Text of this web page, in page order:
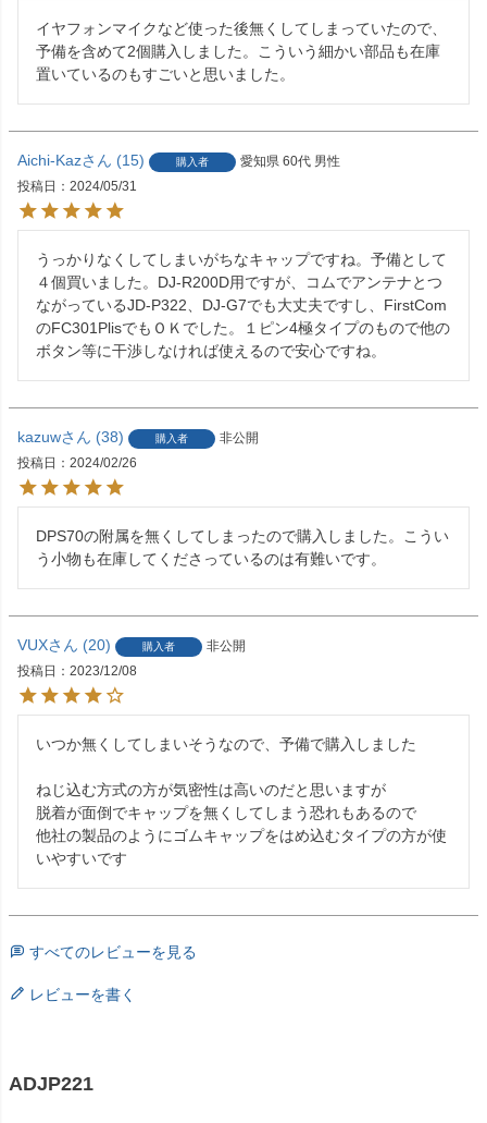
イヤフォンマイクなど使った後無くしてしまっていたので、
予備を含めて2個購入しました。こういう細かい部品も在庫
置いているのもすごいと思いました。
Aichi-Kaz 15 購入者 愛知県 60代 男性
投稿日
2024/05/31
うっかりなくしてしまいがちなキャップですね。予備として
４個買いました。DJ-R200D用ですが、コムでアンテナとつ
ながっているJD-P322、DJ-G7でも大丈夫ですし、FirstCom
のFC301PlisでもＯＫでした。１ピン4極タイプのもので他の
ボタン等に干渉しなければ使えるので安心ですね。
kazuw 38 購入者
非公開
投稿日
2024/02/26
DPS70の附属を無くしてしまったので購入しました。こうい
う小物も在庫してくださっているのは有難いです。
VUX 20 購入者
非公開
投稿日
2023/12/08
いつか無くしてしまいそうなので、予備で購入しました
ねじ込む方式の方が気密性は高いのだと思いますが
脱着が面倒でキャップを無くしてしまう恐れもあるので
他社の製品のようにゴムキャップをはめ込むタイプの方が使
いやすいです
すべてのレビューを見る
レビューを書く
ADJP221